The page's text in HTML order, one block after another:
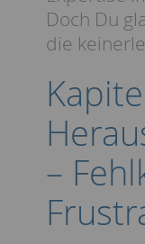
Doch Du
die
–